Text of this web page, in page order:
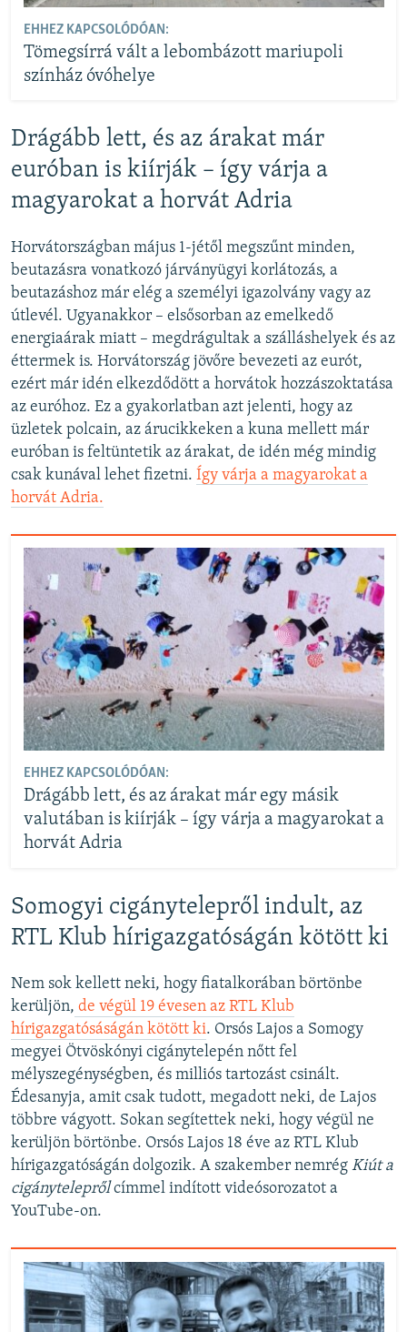
EHHEZ KAPCSOLÓDÓAN:
Tömegsírrá vált a lebombázott mariupoli
színház óvóhelye
Drágább lett, és az árakat már
euróban is kiírják – így várja a
magyarokat a horvát Adria
Horvátországban május 1-jétől megszűnt minden,
beutazásra vonatkozó járványügyi korlátozás, a
beutazáshoz már elég a személyi igazolvány vagy az
útlevél. Ugyanakkor – elsősorban az emelkedő
energiaárak miatt – megdrágultak a szálláshelyek és az
éttermek is. Horvátország jövőre bevezeti az eurót,
ezért már idén elkezdődött a horvátok hozzászoktatása
az euróhoz. Ez a gyakorlatban azt jelenti, hogy az
üzletek polcain, az árucikkeken a kuna mellett már
euróban is feltüntetik az árakat, de idén még mindig
csak kunával lehet fizetni. Így várja a magyarokat a
horvát Adria.
EHHEZ KAPCSOLÓDÓAN:
Drágább lett, és az árakat már egy másik
valutában is kiírják – így várja a magyarokat a
horvát Adria
Somogyi cigánytelepről indult, az
RTL Klub hírigazgatóságán kötött ki
Nem sok kellett neki, hogy fiatalkorában börtönbe
kerüljön, de végül 19 évesen az RTL Klub
hírigazgatósáságán kötött ki. Orsós Lajos a Somogy
megyei Ötvöskónyi cigánytelepén nőtt fel
mélyszegénységben, és milliós tartozást csinált.
Édesanyja, amit csak tudott, megadott neki, de Lajos
többre vágyott. Sokan segítettek neki, hogy végül ne
kerüljön börtönbe. Orsós Lajos 18 éve az RTL Klub
hírigazgatóságán dolgozik. A szakember nemrég Kiút a
cigányteleprőlcímmel indított videósorozatot a
YouTube-on.